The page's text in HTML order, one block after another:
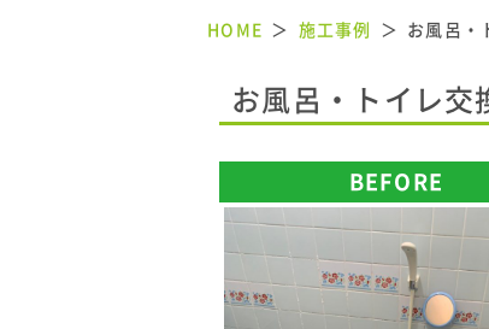
HOME 施工事例 お風呂・
お風呂・トイレ交
BEFORE